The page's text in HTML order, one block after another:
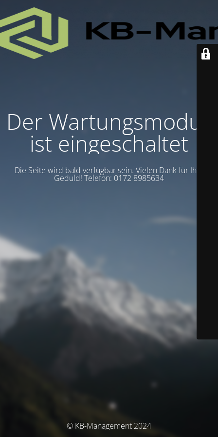
Der Wartungsmodus
ist eingeschaltet
Die Seite wird bald verfügbar sein. Vielen Dank für Ihre
Geduld! Telefon: 0172 8985634
© KB-Management 2024